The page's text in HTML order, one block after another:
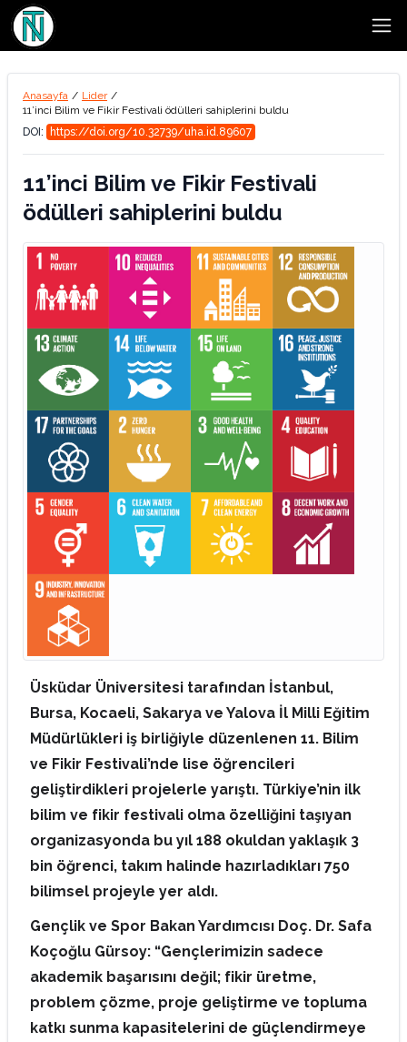
Anasayfa / Lider /
11’inci Bilim ve Fikir Festivali ödülleri sahiplerini buldu
DOI:
https://doi.org/10.32739/uha.id.89607
11’inci Bilim ve Fikir Festivali
ödülleri sahiplerini buldu
Üsküdar Üniversitesi tarafından İstanbul,
Bursa, Kocaeli, Sakarya ve Yalova İl Milli Eğitim
Müdürlükleri iş birliğiyle düzenlenen 11. Bilim
ve Fikir Festivali’nde lise öğrencileri
geliştirdikleri projelerle yarıştı. Türkiye’nin ilk
bilim ve fikir festivali olma özelliğini taşıyan
organizasyonda bu yıl 188 okuldan yaklaşık 3
bin öğrenci, takım halinde hazırladıkları 750
bilimsel projeyle yer aldı.
Gençlik ve Spor Bakan Yardımcısı Doç. Dr. Safa
Koçoğlu Gürsoy: “Gençlerimizin sadece
akademik başarısını değil; fikir üretme,
problem çözme, proje geliştirme ve topluma
katkı sunma kapasitelerini de güçlendirmeye